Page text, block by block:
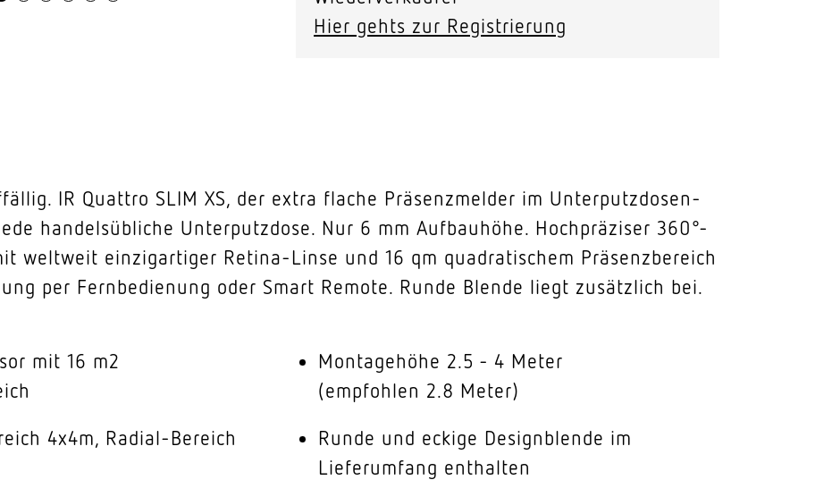
Hier gehts zur Registrierung
IR Quattro SLIM XS, der extra flache Präsenzmelder im Unterputzdosen-
handelsübliche Unterputzdose. Nur 6 mm Aufbauhöhe. Hochpräziser 360°-
weltweit einzigartiger Retina-Linse und 16 qm quadratischem Präsenzbereich
per Fernbedienung oder Smart Remote. Runde Blende liegt zusätzlich bei.
mit 16 m2
4x4m, Radial-Bereich
Montagehöhe 2.5 - 4 Meter
(empfohlen 2.8 Meter)
Runde und eckige Designblende im
Lieferumfang enthalten